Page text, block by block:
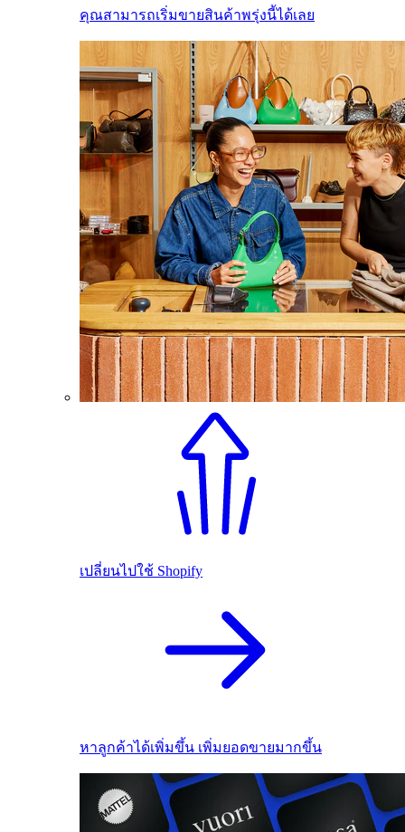
คุณสามารถเริ่มขายสินค้าพรุ่งนี้ได้เลย
เปลี่ยนไปใช้ Shopify
หาลูกค้าได้เพิ่มขึ้น เพิ่มยอดขายมากขึ้น